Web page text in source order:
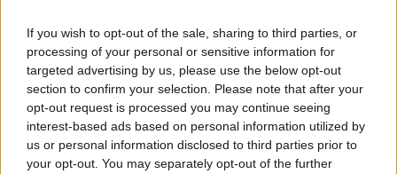
If you wish to opt-out of the sale, sharing to third parties, or
processing of your personal or sensitive information for
targeted advertising by us, please use the below opt-out
section to confirm your selection. Please note that after your
opt-out request is processed you may continue seeing
interest-based ads based on personal information utilized by
us or personal information disclosed to third parties prior to
your opt-out. You may separately opt-out of the further
che li ha visti protagonisti attivi dei processi di ricerca attraverso
questa metodologia partecipativa. “Partendo dalle situazioni di
incertezza e dalle problematiche che li riguardano più da vicino –
aggiunge la professoressa Fabbri - gli studenti possono infatti
affinare creativamente le capacità di problem-solving e di group-
working sperimentandosi come ricercatori riflessivi e collaborativi”.
Oltre alla professoressa, interverranno Claudio Melacarne, Mario
Giampaolo e Alessandra Romano.